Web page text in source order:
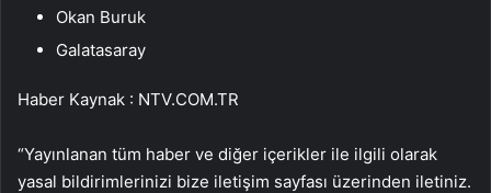
Okan Buruk
Galatasaray
Haber Kaynak : NTV.COM.TR
“Yayınlanan tüm haber ve diğer içerikler ile ilgili olarak
yasal bildirimlerinizi bize iletişim sayfası üzerinden iletiniz.